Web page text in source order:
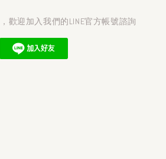
歡迎加入我們的LINE官方帳號諮詢